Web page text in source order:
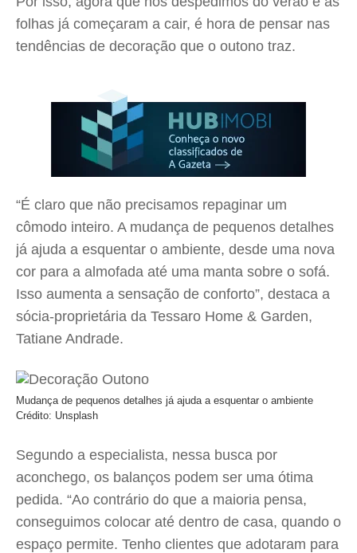
folhas já começaram a cair, é hora de pensar nas
tendências de decoração que o outono traz.
“É claro que não precisamos repaginar um
cômodo inteiro. A mudança de pequenos detalhes
já ajuda a esquentar o ambiente, desde uma nova
cor para a almofada até uma manta sobre o sofá.
Isso aumenta a sensação de conforto”, destaca a
sócia-proprietária da Tessaro Home & Garden,
Tatiane Andrade.
Mudança de pequenos detalhes já ajuda a esquentar o ambiente
Crédito: Unsplash
Segundo a especialista, nessa busca por
aconchego, os balanços podem ser uma ótima
pedida. “Ao contrário do que a maioria pensa,
conseguimos colocar até dentro de casa, quando o
espaço permite. Tenho clientes que adotaram para